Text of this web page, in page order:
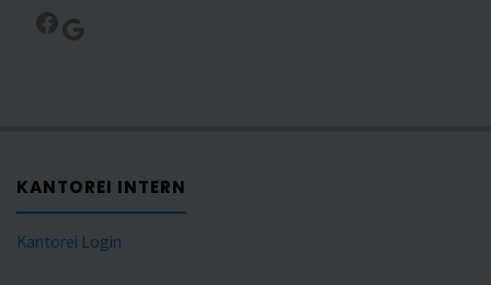
Facebook
Google
KANTOREI INTERN
Kantorei Login